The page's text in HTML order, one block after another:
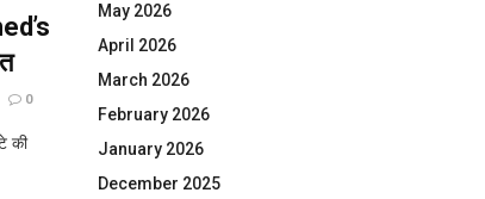
0
की
May 2026
April 2026
March 2026
February 2026
January 2026
December 2025